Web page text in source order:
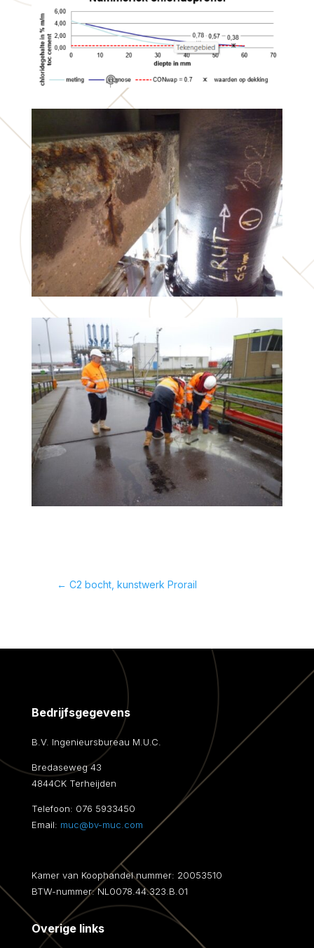
← C2 bocht, kunstwerk Prorail
Bedrijfsgegevens
B.V. Ingenieursbureau M.U.C.
Bredaseweg 43
4844CK Terheijden
Telefoon: 076 5933450
Email: muc@bv-muc.com
Kamer van Koophandel nummer: 20053510
BTW-nummer: NL0078.44.323.B.01
Overige links